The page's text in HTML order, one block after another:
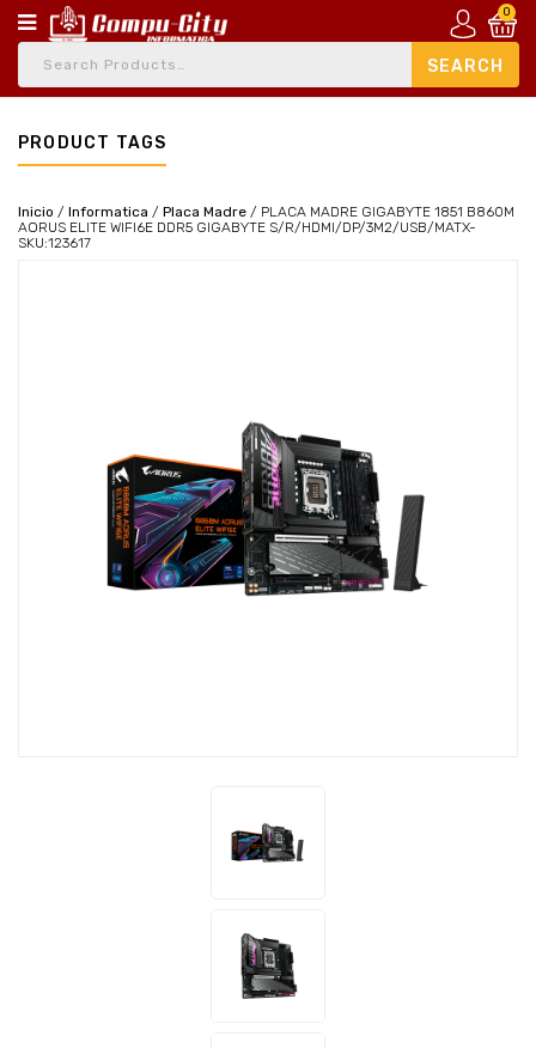
0
PRODUCT TAGS
Inicio / Informatica / Placa Madre / PLACA MADRE GIGABYTE 1851 B860M
AORUS ELITE WIFI6E DDR5 GIGABYTE S/R/HDMI/DP/3M2/USB/MATX-
SKU:123617